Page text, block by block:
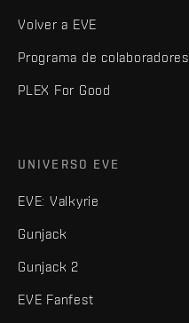
Volver a EVE
Programa de colaboradores
PLEX For Good
UNIVERSO EVE
EVE: Valkyrie
Gunjack
Gunjack 2
EVE Fanfest